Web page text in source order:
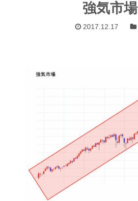
強気市場
2017.12.17